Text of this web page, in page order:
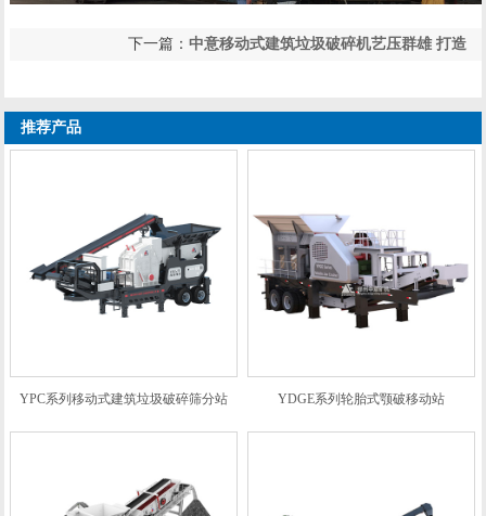
下一篇： 中意移动式建筑垃圾破碎机艺压群雄 打造
化再生工程中作用突显
推荐产品
YPC系列移动式建筑垃圾破碎筛分站 YDGE系列轮胎式颚破移动站